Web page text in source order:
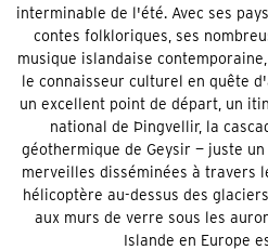
interminable de l'été. Avec ses
contes folkloriques, ses
musique islandaise
le connaisseur culturel en quête
un excellent point de départ, un
national de Þingvellir, la
géothermique de Geysir — juste
merveilles disséminées à travers
hélicoptère au-dessus des
aux murs de verre sous les
Islande en Europe